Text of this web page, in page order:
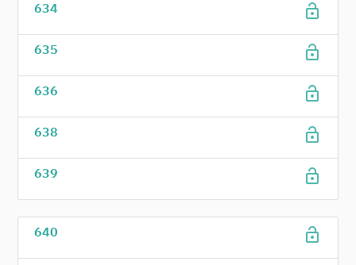
634 lock_open
635 lock_open
636 lock_open
638 lock_open
639 lock_open
640 lock_open